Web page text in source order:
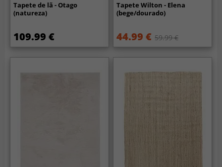
Tapete de lã - Otago
(natureza)
109.99 €
Tapete Wilton - Elena
(bege/dourado)
44.99 € 59.99 €